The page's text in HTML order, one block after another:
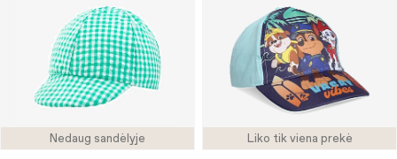
Nedaug sandėlyje Liko tik viena prekė